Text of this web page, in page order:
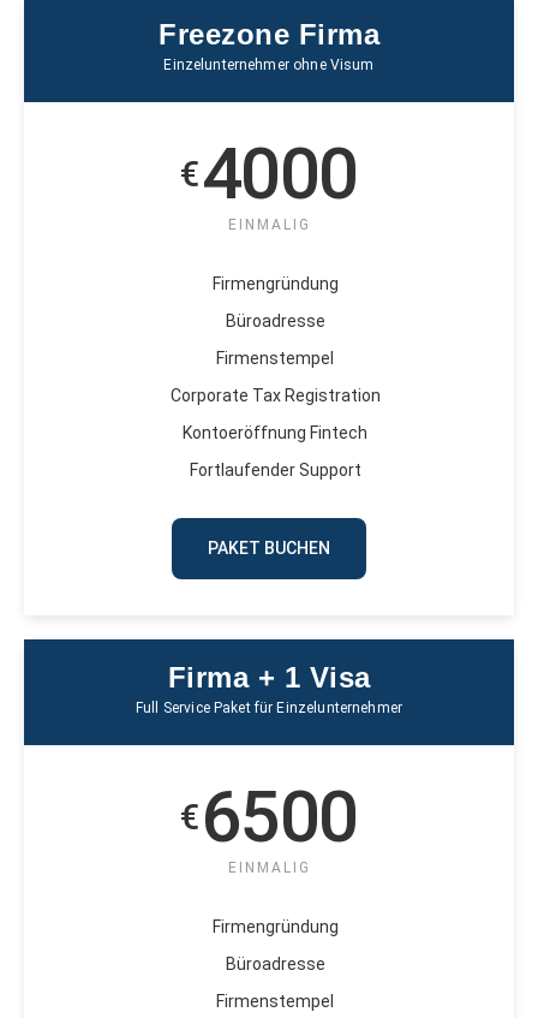
Freezone Firma
Einzelunternehmer ohne Visum
€4000
EINMALIG
Firmengründung
Büroadresse
Firmenstempel
Corporate Tax Registration
Kontoeröffnung Fintech
Fortlaufender Support
PAKET BUCHEN
Firma + 1 Visa
Full Service Paket für Einzelunternehmer
€6500
EINMALIG
Firmengründung
Büroadresse
Firmenstempel